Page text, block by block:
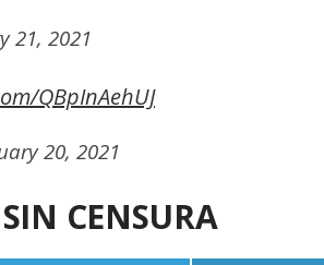
21, 2021
QBpInAehUJ
20, 2021
CENSURA